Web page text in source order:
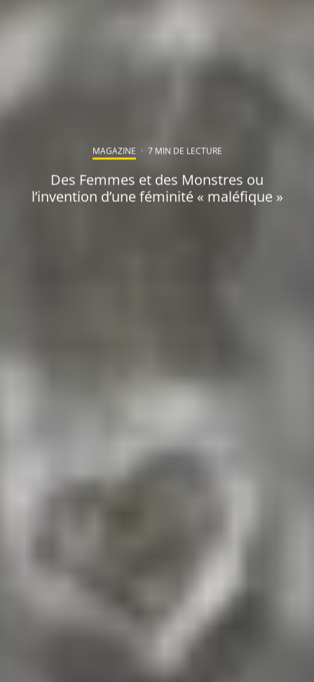
MAGAZINE · 7 MIN DE LECTURE
Des Femmes et des Monstres ou
l’invention d’une féminité « maléfique »